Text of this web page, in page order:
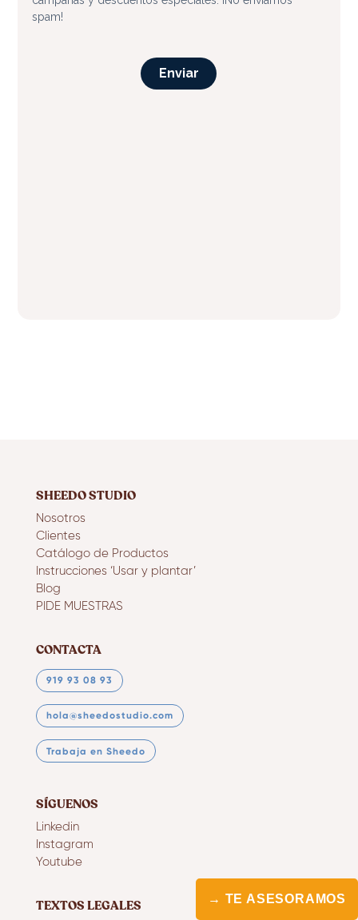
SHEEDO STUDIO
Nosotros
Clientes
Catálogo de Productos
Instrucciones ‘Usar y plantar’
Blog
PIDE MUESTRAS
CONTACTA
919 93 08 93
hola@sheedostudio.com
Trabaja en Sheedo
SÍGUENOS
Linkedin
Instagram
Youtube
TEXTOS LEGALES → TE ASESORAMOS